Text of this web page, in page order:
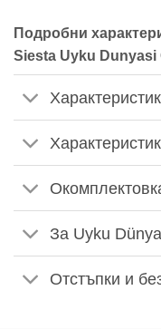
Подробни
Siesta Uyku
За Uyku
Отстъпки и